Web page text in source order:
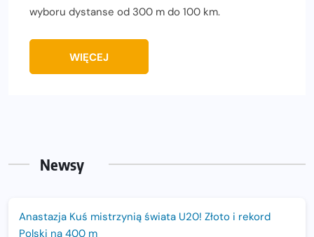
wyboru dystanse od 300 m do 100 km.
WIĘCEJ
Newsy
Anastazja Kuś mistrzynią świata U20! Złoto i rekord
Polski na 400 m